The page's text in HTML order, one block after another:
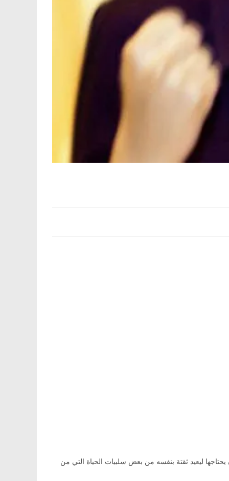
ليعيد ثقتة بنفسه من بعض سلبيات الحياة التي من